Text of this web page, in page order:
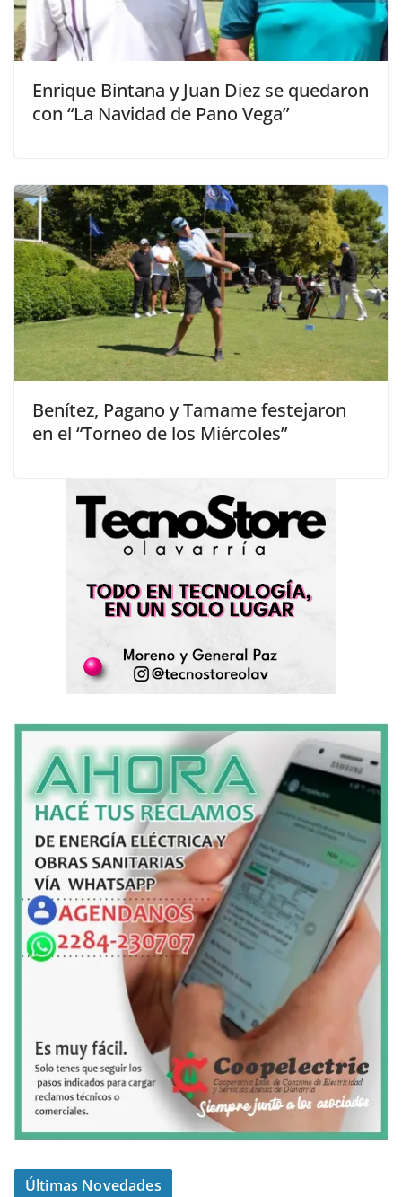
Enrique Bintana y Juan Diez se quedaron
con “La Navidad de Pano Vega”
Benítez, Pagano y Tamame festejaron
en el “Torneo de los Miércoles”
Últimas Novedades